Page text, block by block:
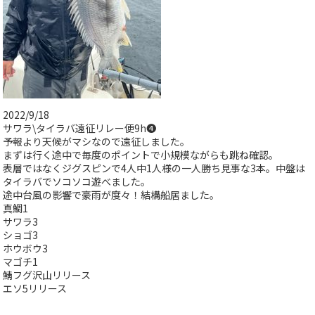
2022/9/18
サワラ\タイラバ遠征リレー便9h➍
予報より天候がマシなので遠征しました。
まずは行く途中で毎度のポイントで小規模ながらも跳ね確認。
表層ではなくジグスピンで4人中1人様の一人勝ち見事な3本。中盤は
タイラバでソコソコ遊べました。
途中台風の影響で豪雨が度々！結構船居ました。
真鯛1
サワラ3
ショゴ3
ホウボウ3
マゴチ1
鯖フグ沢山リリース
エソ5リリース